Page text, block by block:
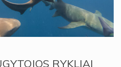
RYKLIAI